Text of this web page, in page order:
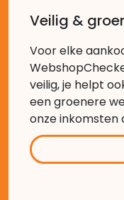
Veilig &
Voor elke
veilig, je helpt
een groenere
onze inkomsten